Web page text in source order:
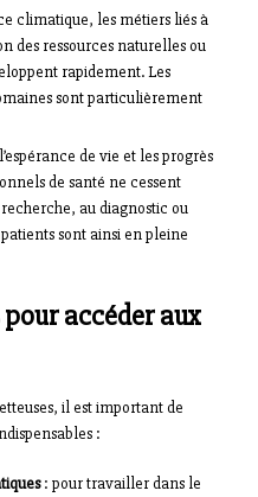
climatique, les métiers liés à
des ressources naturelles ou
rapidement. Les
sont particulièrement
de vie et les progrès
de santé ne cessent
au diagnostic ou
sont ainsi en pleine
accéder aux
il est important de
:
: pour travailler dans le